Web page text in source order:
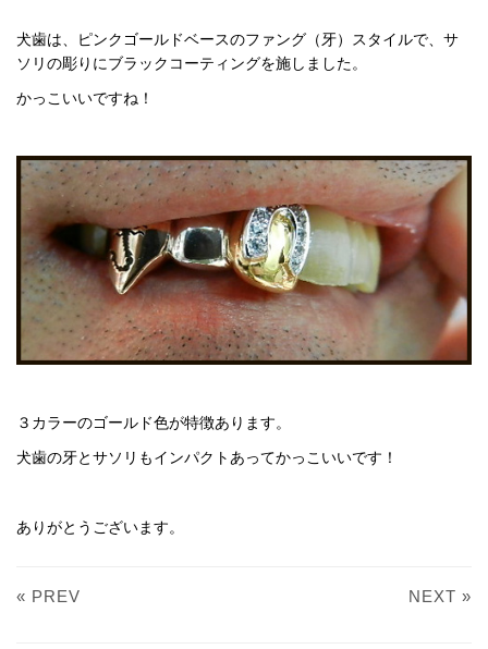
犬歯は、ピンクゴールドベースのファング（牙）スタイルで、サ
ソリの彫りにブラックコーティングを施しました。
かっこいいですね！
３カラーのゴールド色が特徴あります。
犬歯の牙とサソリもインパクトあってかっこいいです！
ありがとうございます。
« PREV NEXT »